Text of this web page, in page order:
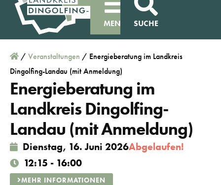
MENÜ SUCHE
/ Veranstaltungen / Energieberatung im Landkreis
Dingolfing-Landau (mit Anmeldung)
Energieberatung im
Landkreis Dingolfing-
Landau (mit Anmeldung)
Dienstag, 16. Juni 2026Abgelaufen!
12:15 - 16:00
MEHR INFORMATIONEN